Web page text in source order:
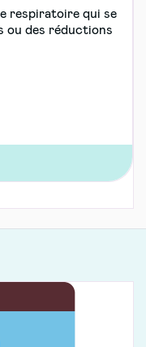
respiratoire qui se
ou des réductions